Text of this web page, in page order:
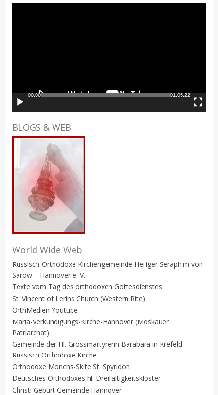
00:00 01:05:22
BLOGS & WEB
World Wide Web
Russisch-Orthodoxe Kirchengemeinde Heiliger Seraphim von
Sarow – Hannover e. V.
Texte vom Tag des orthodoxen Gottesdienstes
St. Vincent of Lerins Church (Western Rite)
OrthMedien Youtube
Maria-Verkündigungs-Kirche-Hannover (Moskauer
Patriarchat)
Gemeinde der Hl. Grossmärtyrerin Barabara in Krefeld –
Russisch Orthodoxe Kirche
Orthodoxe Mönchs-Skite St. Spyridon
Deutsches Orthodoxes hl. Dreifaltigkeitskloster
Christi Geburt Gemeinde Hannover